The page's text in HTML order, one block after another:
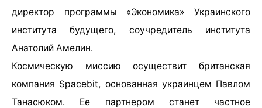
директор программы «Экономика» Украинского
института будущего, соучредитель института
Анатолий Амелин.
Космическую миссию осуществит британская
компания Spacebit, основанная украинцем Павлом
Танасюком. Ее партнером станет частное